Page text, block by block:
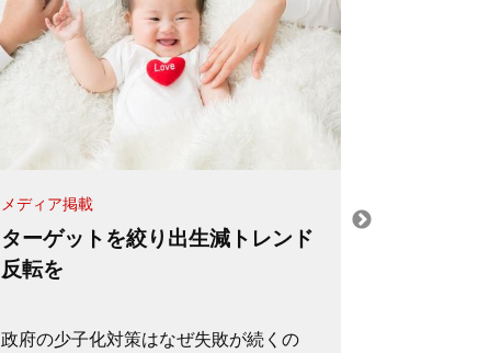
メディア掲載
ターゲットを絞り出生減トレンド
反転を
政府の少子化対策はなぜ失敗が続くの